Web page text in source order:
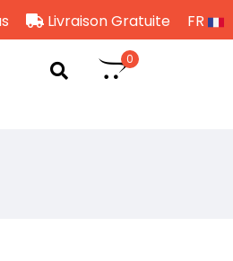
Livraison Gratuite FR
0